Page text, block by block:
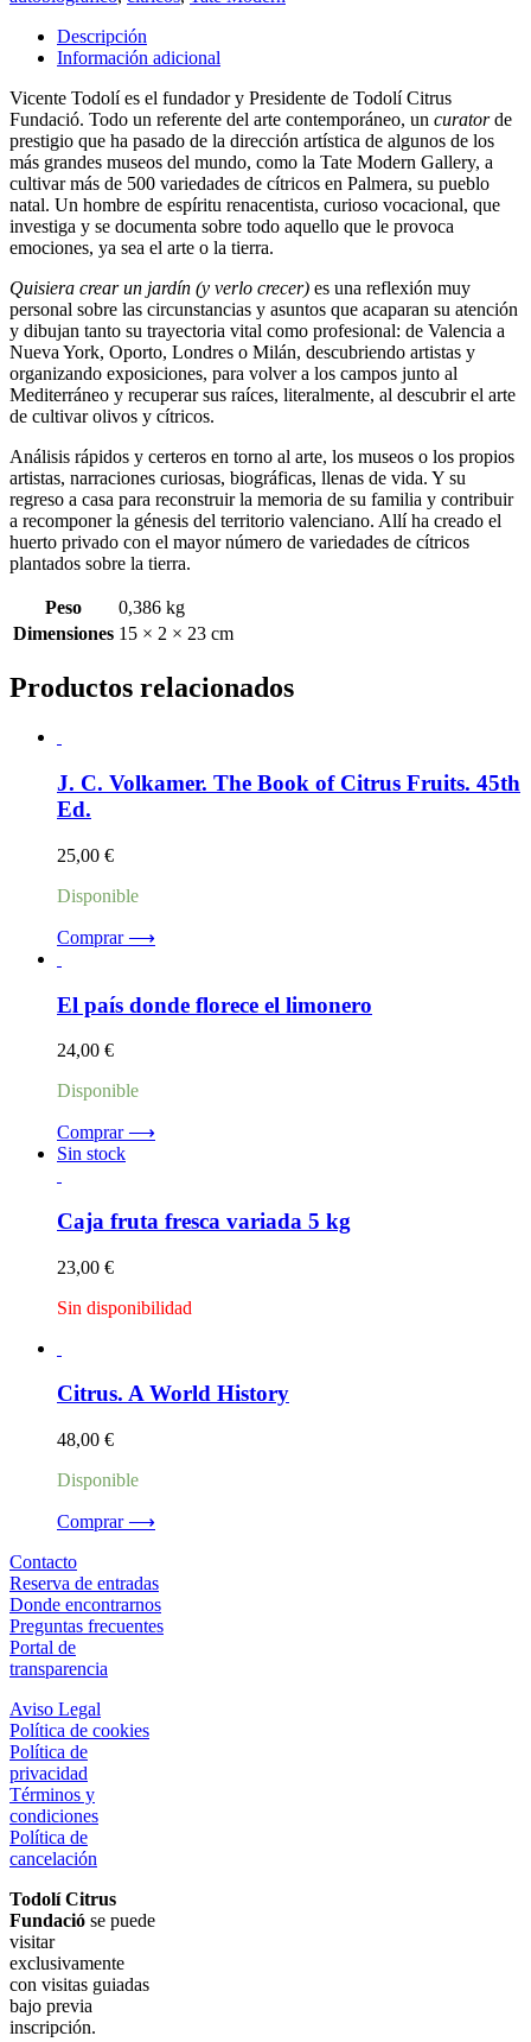
verlo
crecer)
cantidad
Descripción
Información adicional
Vicente Todolí es el fundador y Presidente de Todolí Citrus
Fundació. Todo un referente del arte contemporáneo, un curatorde
prestigio que ha pasado de la dirección artística de algunos de los
más grandes museos del mundo, como la Tate Modern Gallery, a
cultivar más de 500 variedades de cítricos en Palmera, su pueblo
natal. Un hombre de espíritu renacentista, curioso vocacional, que
investiga y se documenta sobre todo aquello que le provoca
emociones, ya sea el arte o la tierra.
Quisiera crear un jardín (y verlo crecer) es una reflexión muy
personal sobre las circunstancias y asuntos que acaparan su atención
y dibujan tanto su trayectoria vital como profesional: de Valencia a
Nueva York, Oporto, Londres o Milán, descubriendo artistas y
organizando exposiciones, para volver a los campos junto al
Mediterráneo y recuperar sus raíces, literalmente, al descubrir el arte
de cultivar olivos y cítricos.
Análisis rápidos y certeros en torno al arte, los museos o los propios
artistas, narraciones curiosas, biográficas, llenas de vida. Y su
regreso a casa para reconstruir la memoria de su familia y contribuir
a recomponer la génesis del territorio valenciano. Allí ha creado el
huerto privado con el mayor número de variedades de cítricos
plantados sobre la tierra.
Peso
0,386 kg
Dimensiones 15 × 2 × 23 cm
Productos relacionados
J. C. Volkamer. The Book of Citrus Fruits. 45th
Ed.
25,00 €
Disponible
Comprar ⟶
El país donde florece el limonero
24,00 €
Disponible
Comprar ⟶
Sin stock
Caja fruta fresca variada 5 kg
23,00 €
Sin disponibilidad
Citrus. A World History
48,00 €
Disponible
Comprar ⟶
Contacto
Reserva de entradas
Donde encontrarnos
Preguntas frecuentes
Portal de
transparencia
Aviso Legal
Política de cookies
Política de
privacidad
Términos y
condiciones
Política de
cancelación
Todolí Citrus
Fundació se puede
visitar
exclusivamente
con visitas guiadas
bajo previa
inscripción.